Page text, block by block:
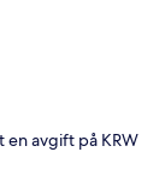
en avgift på KRW